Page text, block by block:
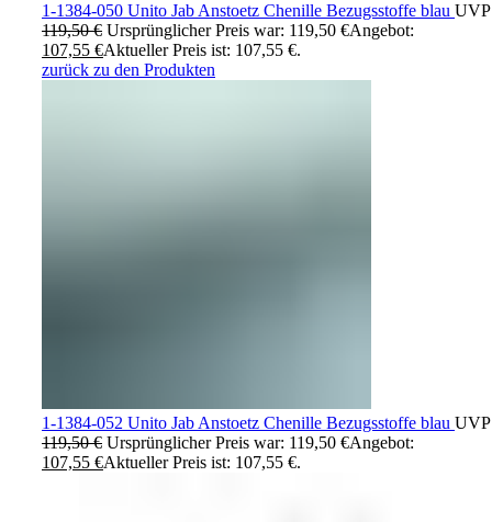
1-1384-050 Unito Jab Anstoetz Chenille Bezugsstoffe blau
119,50€ Ursprünglicher Preis war: 119,50 €Angebot:
107,55 €Aktueller Preis ist: 107,55 €.
zurück zu den Produkten
1-1384-052 Unito Jab Anstoetz Chenille Bezugsstoffe blau
119,50€ Ursprünglicher Preis war: 119,50 €Angebot:
107,55 €Aktueller Preis ist: 107,55 €.